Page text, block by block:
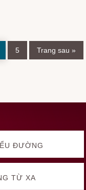
Trang
5
Chuyển
đến
Trang sau »
ĐƯỜNG
TỪ XA